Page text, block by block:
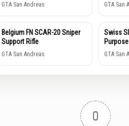
GTA San Andreas GTA San
Belgium FN SCAR-20 Sniper
Support Rifle
GTA San Andreas
Swiss
GTA San
0